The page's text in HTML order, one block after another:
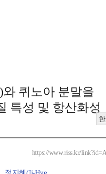
와 퀴노아 분말을
특성 및 항산화성
https://www.riss.kr/